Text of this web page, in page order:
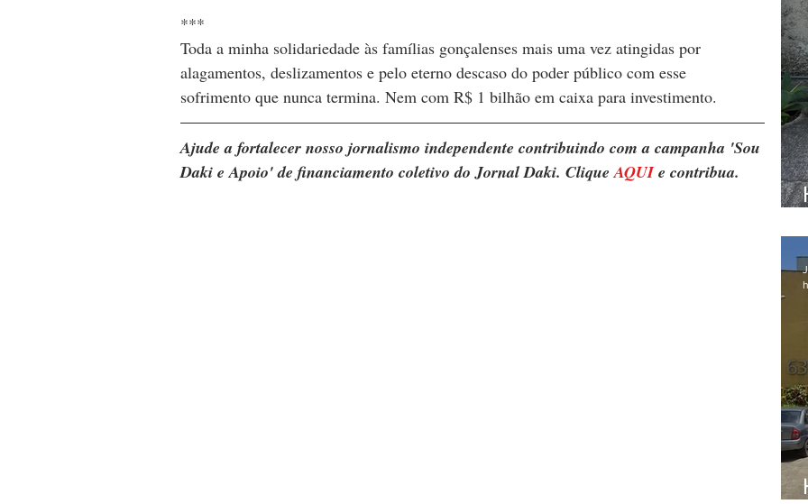
***
Toda a minha solidariedade às famílias gonçalenses mais uma vez atingidas por
alagamentos, deslizamentos e pelo eterno descaso do poder público com esse
sofrimento que nunca termina. Nem com R$ 1 bilhão em caixa para investimento.
Ajude a fortalecer nosso jornalismo independente contribuindo com a campanha 'Sou
Daki e Apoio' de financiamento coletivo do Jornal Daki. Clique AQUI e contribua.